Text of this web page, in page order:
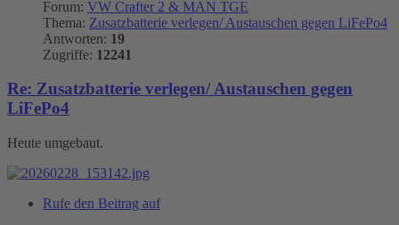
Forum: VW Crafter 2 & MAN TGE
Thema: Zusatzbatterie verlegen/ Austauschen gegen LiFePo4
Antworten: 19
Zugriffe: 12241
Re: Zusatzbatterie verlegen/ Austauschen gegen
LiFePo4
Heute umgebaut.
Rufe den Beitrag auf